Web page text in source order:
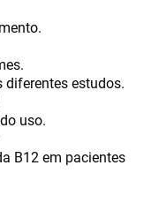
diferentes estudos.
uso.
B12 em pacientes